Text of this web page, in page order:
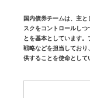
国内債券チームは、主
スクをコントロールし
とを基本としています
戦略などを担当しており
供することを使命として